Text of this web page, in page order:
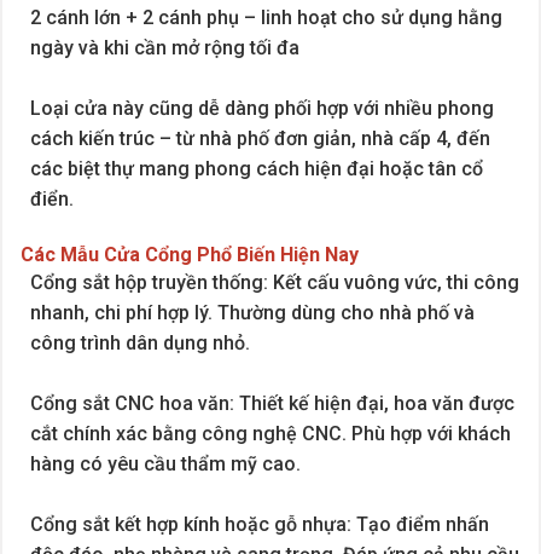
2 cánh lớn + 2 cánh phụ – linh hoạt cho sử dụng hằng
ngày và khi cần mở rộng tối đa
Loại cửa này cũng dễ dàng phối hợp với nhiều phong
cách kiến trúc – từ nhà phố đơn giản, nhà cấp 4, đến
các biệt thự mang phong cách hiện đại hoặc tân cổ
điển.
Các Mẫu Cửa Cổng Phổ Biến Hiện Nay
Cổng sắt hộp truyền thống: Kết cấu vuông vức, thi công
nhanh, chi phí hợp lý. Thường dùng cho nhà phố và
công trình dân dụng nhỏ.
Cổng sắt CNC hoa văn: Thiết kế hiện đại, hoa văn được
cắt chính xác bằng công nghệ CNC. Phù hợp với khách
hàng có yêu cầu thẩm mỹ cao.
Cổng sắt kết hợp kính hoặc gỗ nhựa: Tạo điểm nhấn